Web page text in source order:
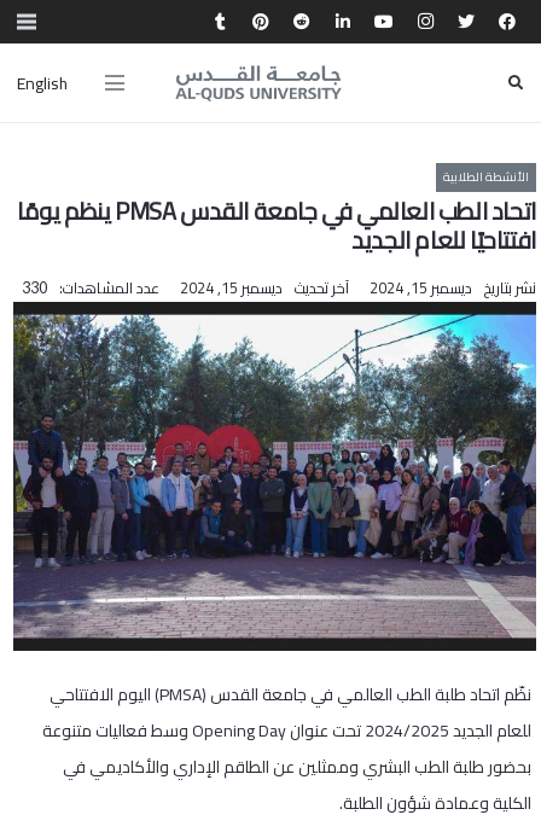
English
الأنشطة الطلابية
اتحاد الطب العالمي في جامعة القدس PMSA ينظم يومًا
افتتاحيًا للعام الجديد
نشر بتاريخ ديسمبر 15, 2024 آخر تحديث ديسمبر 15, 2024 عدد المشاهدات: 330
نظّم اتحاد طلبة الطب العالمي في جامعة القدس (PMSA) اليوم الافتتاحي
للعام الجديد 2024/2025 تحت عنوان Opening Day وسط فعاليات متنوعة
بحضور طلبة الطب البشري وممثلين عن الطاقم الإداري والأكاديمي في
الكلية وعمادة شؤون الطلبة.